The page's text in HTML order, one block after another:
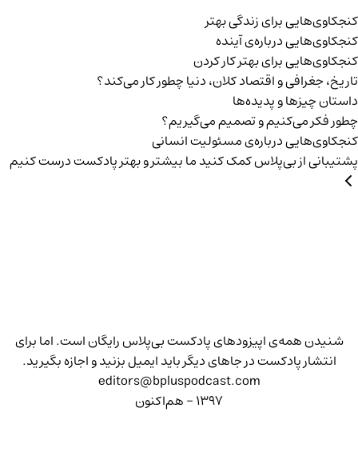
کنجکاوی‌هایی برای زندگی بهتر
کنجکاوی‌هایی درباره‌ی آينده
کنجکاوی‌هایی برای بهتر کار کردن
تاریخ،‌ جغرافی و اقتصاد کلان، دنیا چطور کار می‌کند؟
داستان چیزها و پدیده‌ها
چطور فکر می‌کنیم و تصمیم می‌گیریم؟
کنجکاوی‌هایی درباره‌ی مسئولیت انسانی
پشتیبانی از بی‌پلاسکمک کنید ما بیشتر و بهتر پادکست درست کنیم
شنیدن همه‌ی اپیزودهای پادکست بی‌پلاس رایگان است. اما برای
انتشار پادکست در جاهای دیگر باید ایمیل بزنید و اجازه بگیرید.
editors@bpluspodcast.com
۱۳۹۷ - هم‌اکنون